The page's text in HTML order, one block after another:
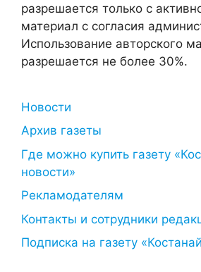
разрешается только с
материал с согласия
Использование авторского
разрешается не более 30%.
Новости
Архив газеты
Где можно купить газету
новости»
Рекламодателям
Контакты и сотрудники
Подписка на газету